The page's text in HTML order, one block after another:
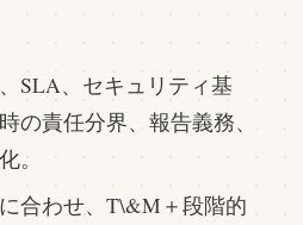
SLA、セキュリティ基
の責任分界、報告義務、
。
合わせ、T\&M＋段階的